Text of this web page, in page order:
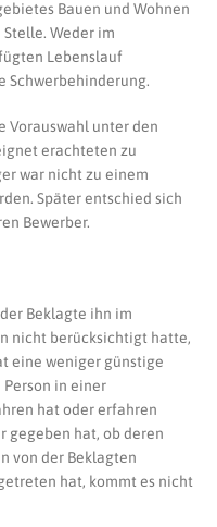
Bauen und Wohnen
Weder im
Lebenslauf
Schwerbehinderung.
Vorauswahl unter den
erachteten zu
war nicht zu einem
Später entschied sich
Bewerber.
Beklagte ihn im
nicht berücksichtigt hatte,
eine weniger günstige
in einer
hat oder erfahren
gegeben hat, ob deren
von der Beklagten
hat, kommt es nicht